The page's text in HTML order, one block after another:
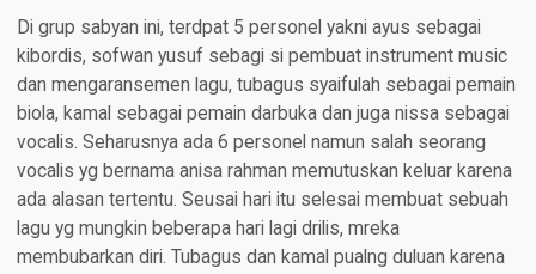
Di grup sabyan ini, terdpat 5 personel yakni ayus sebagai
kibordis, sofwan yusuf sebagi si pembuat instrument music
dan mengaransemen lagu, tubagus syaifulah sebagai pemain
biola, kamal sebagai pemain darbuka dan juga nissa sebagai
vocalis. Seharusnya ada 6 personel namun salah seorang
vocalis yg bernama anisa rahman memutuskan keluar karena
ada alasan tertentu. Seusai hari itu selesai membuat sebuah
lagu yg mungkin beberapa hari lagi drilis, mreka
membubarkan diri. Tubagus dan kamal pualng duluan karena